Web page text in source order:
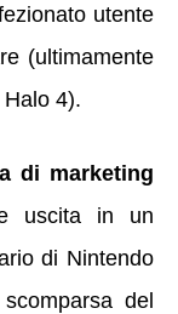
utente
(ultimamente
4).
di marketing
uscita in un
di Nintendo
del